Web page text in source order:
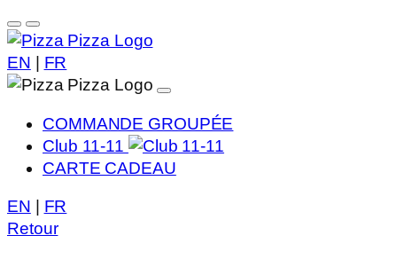
EN FR
COMMANDE GROUPÉE
Club 11-11
CARTE CADEAU
EN
FR
Retour